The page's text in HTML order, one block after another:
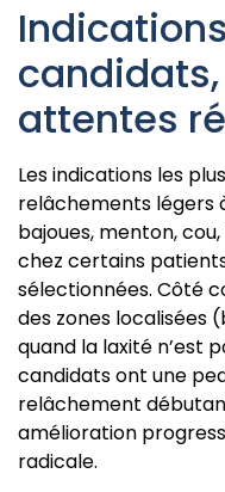
candidats,
attentes
Les indications les
relâchements légers
bajoues, menton,
chez certains
sélectionnées. Côté
des zones localisées
quand la laxité n’est
candidats ont une
relâchement
amélioration
radicale.